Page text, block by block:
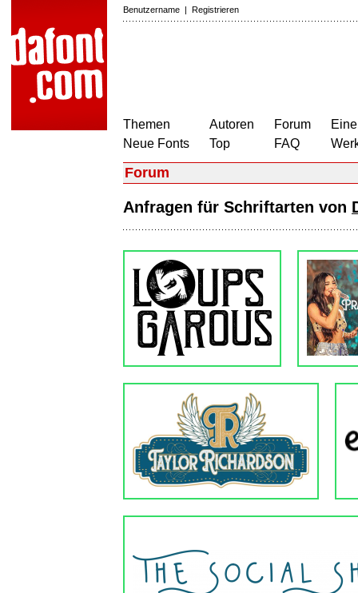
Benutzername | Registrieren
Themen
Neue Fonts
Autoren
Top
Forum
FAQ
Forum
Anfragen für Schriftarten von